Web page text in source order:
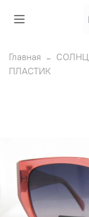
Главная
ПЛАСТИК